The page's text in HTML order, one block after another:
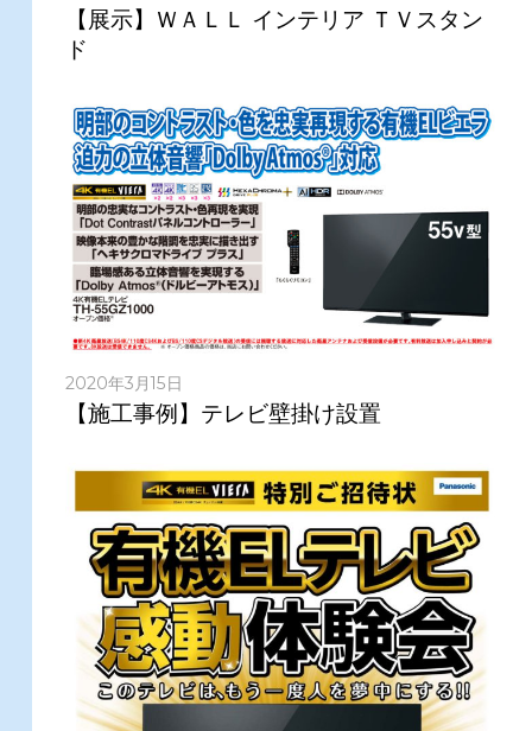
【展示】ＷＡＬＬ インテリア ＴＶスタン
ド
2020年3月15日
【施工事例】テレビ壁掛け設置